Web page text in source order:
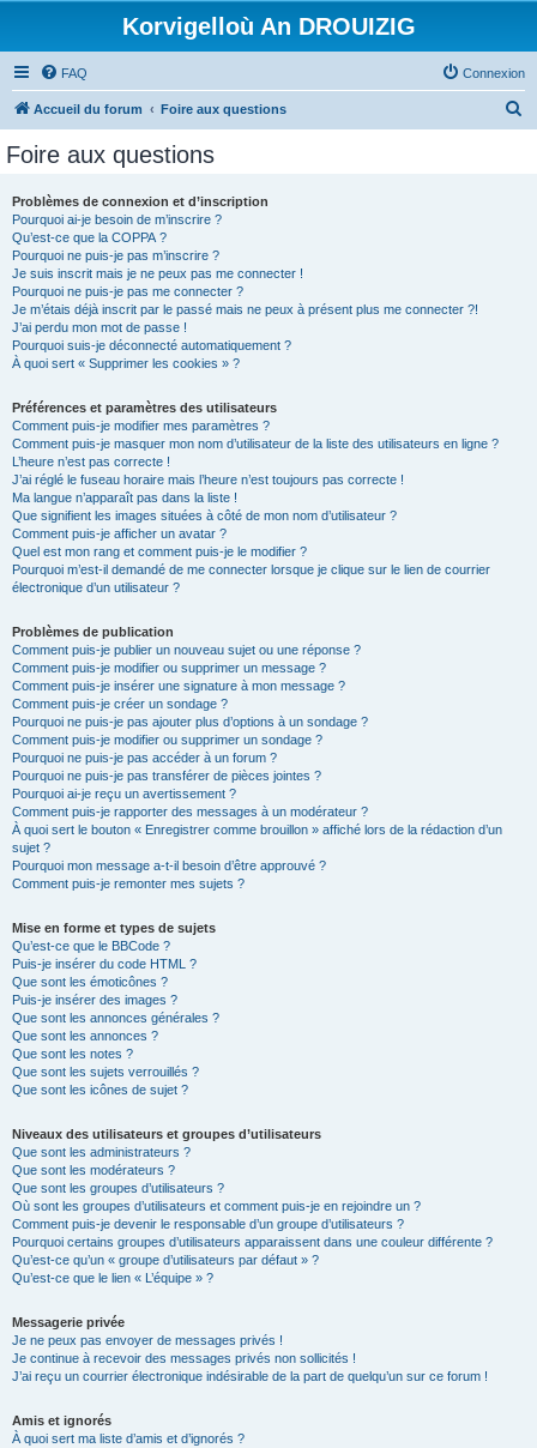
Korvigelloù An DROUIZIG
FAQ Connexion
Accueil du forum Foire aux questions
Foire aux questions
Problèmes de connexion et d’inscription
Pourquoi ai-je besoin de m’inscrire ?
Qu’est-ce que la COPPA ?
Pourquoi ne puis-je pas m’inscrire ?
Je suis inscrit mais je ne peux pas me connecter !
Pourquoi ne puis-je pas me connecter ?
Je m’étais déjà inscrit par le passé mais ne peux à présent plus me connecter ?!
J’ai perdu mon mot de passe !
Pourquoi suis-je déconnecté automatiquement ?
À quoi sert « Supprimer les cookies » ?
Préférences et paramètres des utilisateurs
Comment puis-je modifier mes paramètres ?
Comment puis-je masquer mon nom d’utilisateur de la liste des utilisateurs en ligne ?
L’heure n’est pas correcte !
J’ai réglé le fuseau horaire mais l’heure n’est toujours pas correcte !
Ma langue n’apparaît pas dans la liste !
Que signifient les images situées à côté de mon nom d’utilisateur ?
Comment puis-je afficher un avatar ?
Quel est mon rang et comment puis-je le modifier ?
Pourquoi m’est-il demandé de me connecter lorsque je clique sur le lien de courrier
électronique d’un utilisateur ?
Problèmes de publication
Comment puis-je publier un nouveau sujet ou une réponse ?
Comment puis-je modifier ou supprimer un message ?
Comment puis-je insérer une signature à mon message ?
Comment puis-je créer un sondage ?
Pourquoi ne puis-je pas ajouter plus d’options à un sondage ?
Comment puis-je modifier ou supprimer un sondage ?
Pourquoi ne puis-je pas accéder à un forum ?
Pourquoi ne puis-je pas transférer de pièces jointes ?
Pourquoi ai-je reçu un avertissement ?
Comment puis-je rapporter des messages à un modérateur ?
À quoi sert le bouton « Enregistrer comme brouillon » affiché lors de la rédaction d’un
sujet ?
Pourquoi mon message a-t-il besoin d’être approuvé ?
Comment puis-je remonter mes sujets ?
Mise en forme et types de sujets
Qu’est-ce que le BBCode ?
Puis-je insérer du code HTML ?
Que sont les émoticônes ?
Puis-je insérer des images ?
Que sont les annonces générales ?
Que sont les annonces ?
Que sont les notes ?
Que sont les sujets verrouillés ?
Que sont les icônes de sujet ?
Niveaux des utilisateurs et groupes d’utilisateurs
Que sont les administrateurs ?
Que sont les modérateurs ?
Que sont les groupes d’utilisateurs ?
Où sont les groupes d’utilisateurs et comment puis-je en rejoindre un ?
Comment puis-je devenir le responsable d’un groupe d’utilisateurs ?
Pourquoi certains groupes d’utilisateurs apparaissent dans une couleur différente ?
Qu’est-ce qu’un « groupe d’utilisateurs par défaut » ?
Qu’est-ce que le lien « L’équipe » ?
Messagerie privée
Je ne peux pas envoyer de messages privés !
Je continue à recevoir des messages privés non sollicités !
J’ai reçu un courrier électronique indésirable de la part de quelqu’un sur ce forum !
Amis et ignorés
À quoi sert ma liste d’amis et d’ignorés ?